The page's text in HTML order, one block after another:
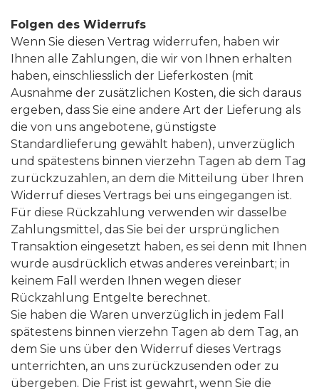
Folgen des Widerrufs
Wenn Sie diesen Vertrag widerrufen, haben wir
Ihnen alle Zahlungen, die wir von Ihnen erhalten
haben, einschliesslich der Lieferkosten (mit
Ausnahme der zusätzlichen Kosten, die sich daraus
ergeben, dass Sie eine andere Art der Lieferung als
die von uns angebotene, günstigste
Standardlieferung gewählt haben), unverzüglich
und spätestens binnen vierzehn Tagen ab dem Tag
zurückzuzahlen, an dem die Mitteilung über Ihren
Widerruf dieses Vertrags bei uns eingegangen ist.
Für diese Rückzahlung verwenden wir dasselbe
Zahlungsmittel, das Sie bei der ursprünglichen
Transaktion eingesetzt haben, es sei denn mit Ihnen
wurde ausdrücklich etwas anderes vereinbart; in
keinem Fall werden Ihnen wegen dieser
Rückzahlung Entgelte berechnet.
Sie haben die Waren unverzüglich in jedem Fall
spätestens binnen vierzehn Tagen ab dem Tag, an
dem Sie uns über den Widerruf dieses Vertrags
unterrichten, an uns zurückzusenden oder zu
übergeben. Die Frist ist gewahrt, wenn Sie die